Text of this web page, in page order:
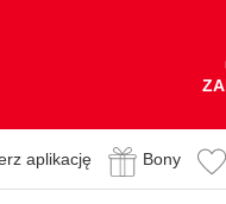
aplikację Bony